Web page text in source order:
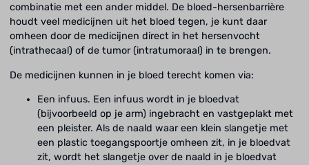
combinatie met een ander middel. De bloed-hersenbarrière
houdt veel medicijnen uit het bloed tegen, je kunt daar
omheen door de medicijnen direct in het hersenvocht
(intrathecaal) of de tumor (intratumoraal) in te brengen.
De medicijnen kunnen in je bloed terecht komen via:
Een infuus. Een infuus wordt in je bloedvat
(bijvoorbeeld op je arm) ingebracht en vastgeplakt met
een pleister. Als de naald waar een klein slangetje met
een plastic toegangspoortje omheen zit, in je bloedvat
zit, wordt het slangetje over de naald in je bloedvat